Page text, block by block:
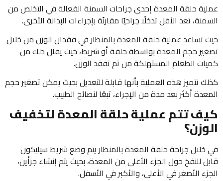
عملية حلقة المعدة إحدى جراحات السمنة الفعالة في التخلص من
السمنة، تعد الأقل تدخلًا جراحيًا مقارنًة بإجراءات البدانة الأخرى.
حيث تساعد عملية حلقة المعدة بالمنظار في فقدان الوزن من خلال
تصغير حجم المعدة بواسطة حلقة أو شريط، حيث يقلل ذلك من
كميات الطعام المستهلكة من ثم تفقد الوزن.
كذلك تتميز هذه العملية بأنها قابلة للتعديل بحيث يمكن تصغير حجم
المعدة أكثر بعد مدة من الإجراء، تبعًا لنصائح الطبيب.
كيف تتم عملية حلقة المعدة لتخفيف
الوزن؟
في خلال جراحة حلقة المعدة بالمنظار يتم وضع شريط سيليكون
قابل للنفخ حول الجزء الأعلى من المعدة، بحيث يتم إنشاء جزأين،
الجزء الأصغر في الأعلى، والأكبر في الأسفل.